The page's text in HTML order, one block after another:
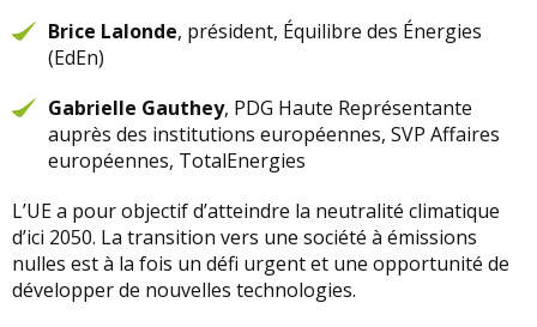
Brice Lalonde, président, Équilibre des Énergies
(EdEn)
Gabrielle Gauthey, PDG Haute Représentante
auprès des institutions européennes, SVP Affaires
européennes, TotalEnergies
L’UE a pour objectif d’atteindre la neutralité climatique
d’ici 2050. La transition vers une société à émissions
nulles est à la fois un défi urgent et une opportunité de
développer de nouvelles technologies.